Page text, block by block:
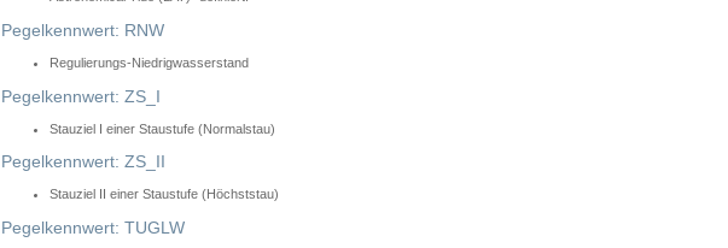
Pegelkennwert: RNW
Regulierungs-Niedrigwasserstand
Pegelkennwert: ZS_I
Stauziel I einer Staustufe (Normalstau)
Pegelkennwert: ZS_II
Stauziel II einer Staustufe (Höchststau)
Pegelkennwert: TUGLW